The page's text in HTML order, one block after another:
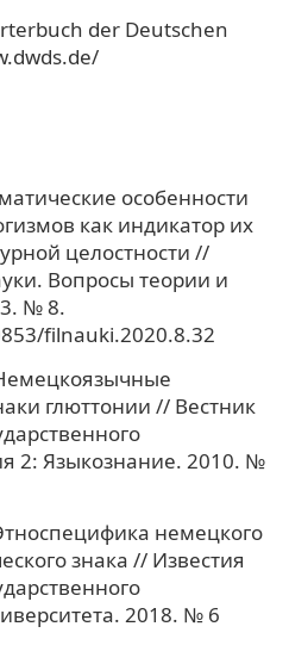
der Deutschen
особенности
как индикатор их
целостности //
Вопросы теории и
№ 8.
filnauki.2020.8.32
глюттонии // Вестник
2: Языкознание. 2010. №
немецкого
знака // Известия
2018. № 6